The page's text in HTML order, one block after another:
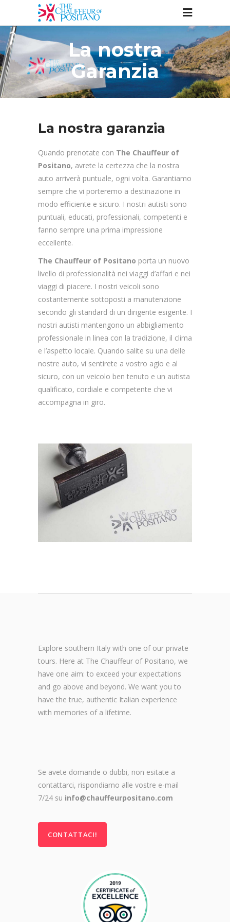
La nostra
Garanzia
La nostra garanzia
Quando prenotate con The Chauffeur of
Positano, avrete la certezza che la nostra
auto arriverà puntuale, ogni volta. Garantiamo
sempre che vi porteremo a destinazione in
modo efficiente e sicuro. I nostri autisti sono
puntuali, educati, professionali, competenti e
fanno sempre una prima impressione
eccellente.
The Chauffeur of Positano porta un nuovo
livello di professionalità nei viaggi d’affari e nei
viaggi di piacere. I nostri veicoli sono
costantemente sottoposti a manutenzione
secondo gli standard di un dirigente esigente. I
nostri autisti mantengono un abbigliamento
professionale in linea con la tradizione, il clima
e l’aspetto locale. Quando salite su una delle
nostre auto, vi sentirete a vostro agio e al
sicuro, con un veicolo ben tenuto e un autista
qualificato, cordiale e competente che vi
accompagna in giro.
Explore southern Italy with one of our private
tours. Here at The Chauffeur of Positano, we
have one aim: to exceed your expectations
and go above and beyond. We want you to
have the true, authentic Italian experience
with memories of a lifetime.
Se avete domande o dubbi, non esitate a
contattarci, rispondiamo alle vostre e-mail
7/24 su info@chauffeurpositano.com
CONTATTACI!